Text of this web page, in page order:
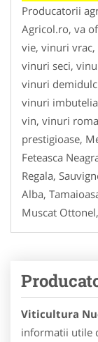
Producatorii
Agricol.ro, va
vie, vinuri
vinuri seci,
vinuri
vinuri
vin, vinuri
prestigioase,
Feteasca
Regala,
Alba,
Muscat
Viticultura
informatii utile